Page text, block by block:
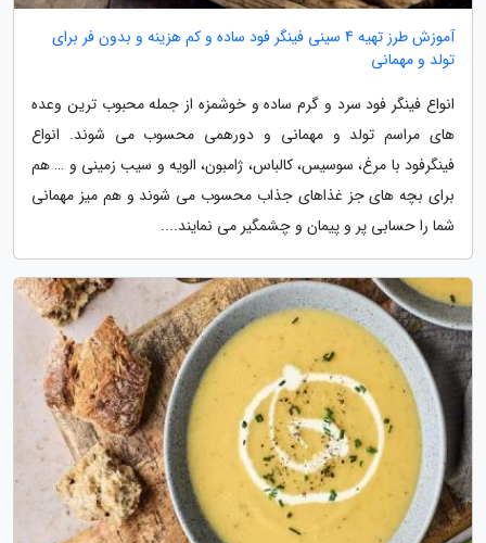
آموزش طرز تهیه 4 سینی فینگر فود ساده و کم هزینه و بدون فر برای
تولد و مهمانی
انواع فینگر فود سرد و گرم ساده و خوشمزه از جمله محبوب ترین وعده
های مراسم تولد و مهمانی و دورهمی محسوب می شوند. انواع
فینگرفود با مرغ، سوسیس، کالباس، ژامبون، الویه و سیب زمینی و … هم
برای بچه های جز غذاهای جذاب محسوب می شوند و هم میز مهمانی
شما را حسابی پر و پیمان و چشمگیر می نمایند....